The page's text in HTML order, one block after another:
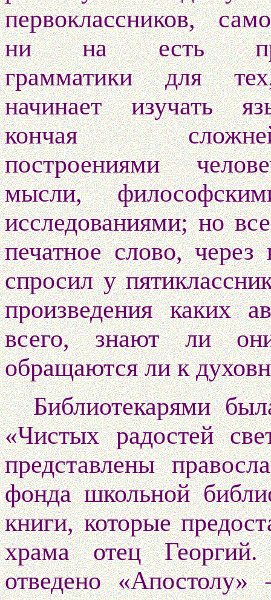
первоклассников,
ни на есть
грамматики для
начинает изучать
кончая
построениями
мысли,
исследованиями; но
печатное слово,
спросил у
произведения каких
всего, знают ли
обращаются ли к
Библиотекарями
«Чистых радостей
представлены
фонда школьной
книги, которые
храма отец
отведено «Апостолу»